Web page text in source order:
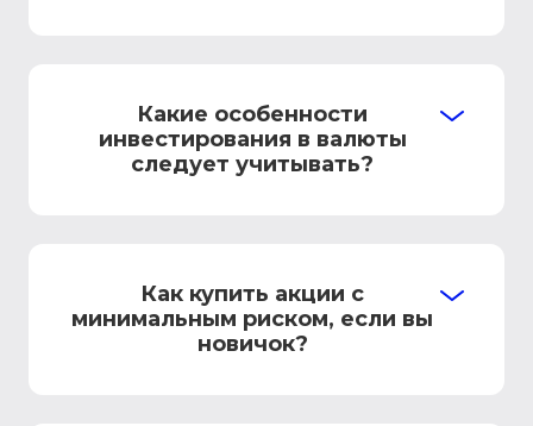
Какие особенности
инвестирования в валюты
следует учитывать?
Как купить акции с
минимальным риском, если вы
новичок?